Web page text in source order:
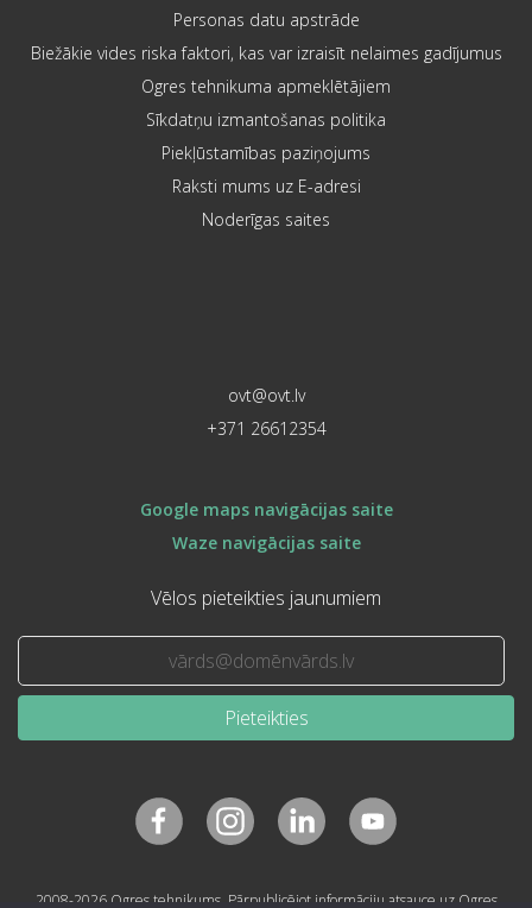
Personas datu apstrāde
Biežākie vides riska faktori, kas var izraisīt nelaimes gadījumus
Ogres tehnikuma apmeklētājiem
Sīkdatņu izmantošanas politika
Piekļūstamības paziņojums
Raksti mums uz E-adresi
Noderīgas saites
ovt@ovt.lv
+371 26612354
Google maps navigācijas saite
Waze navigācijas saite
Vēlos pieteikties jaunumiem
Pieteikties
2008-2026 Ogres tehnikums. Pārpublicējot informāciju atsauce uz Ogres